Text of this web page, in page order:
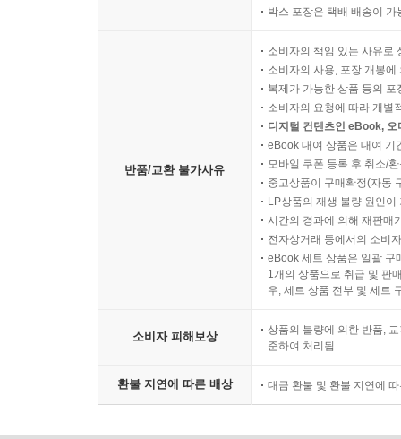
박스 포장은 택배 배송이
반품/교환 불가사유
소비자의 책임 있는 사유로
소비자의 사용, 포장 개봉
복제가 가능한 상품 등의
소비자의 요청에 따라 개별
디지털 컨텐츠인 eBook,
eBook 대여 상품은 대여 기
모바일 쿠폰 등록 후 취소/
중고상품이 구매확정(자동
LP상품의 재생 불량 원인
시간의 경과에 의해 재판매
전자상거래 등에서의 소비
eBook 세트 상품은 일괄 구
1개의 상품으로 취급 및 판
우, 세트 상품 전부 및 세트
소비자 피해보상
상품의 불량에 의한 반품,
준하여 처리됨
환불 지연에 따른 배상 대금 환불 및 환불 지연에